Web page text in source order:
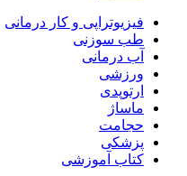
فیزیوتراپی و کار درمانی
طب سوزنی
آب درمانی
ورزشی
ارتوپدی
ماساژ
حجامت
پزشکی
کتاب آموزشی